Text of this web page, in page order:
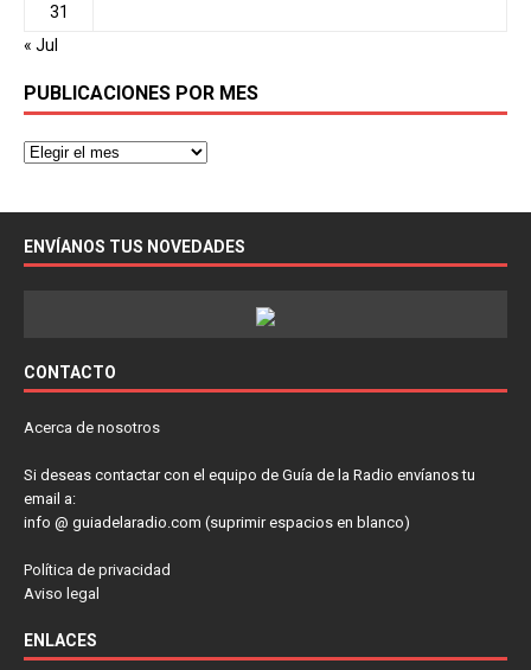
31
« Jul
PUBLICACIONES POR MES
ENVÍANOS TUS NOVEDADES
CONTACTO
Acerca de nosotros
Si deseas contactar con el equipo de Guía de la Radio envíanos tu
email a:
info @ guiadelaradio.com (suprimir espacios en blanco)
Política de privacidad
Aviso legal
ENLACES